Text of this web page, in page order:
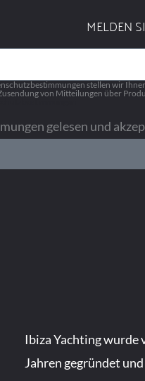
MELDEN
stellen wir
von Mitteilungen über
gelesen und
Ibiza Yachting wurde
Jahren gegründet